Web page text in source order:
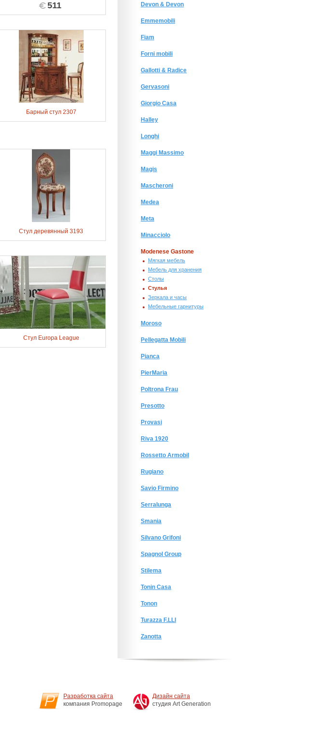
511
Барный стул 2307
Стул деревянный 3193
Стул Europa League
Devon & Devon
Emmemobili
Fiam
Forni mobili
Gallotti & Radice
Gervasoni
Giorgio Сasa
Halley
Longhi
Maggi Massimo
Magis
Mascheroni
Medea
Meta
Minacciolo
Modenese Gastone
Мягкая мебель
Мебель для хранения
Столы
Стулья
Зеркала и часы
Мебельные гарнитуры
Moroso
Pellegatta Mobili
Pianca
PierMaria
Poltrona Frau
Presotto
Provasi
Riva 1920
Rossetto Armobil
Rugiano
Savio Firmino
Serralunga
Smania
Silvano Grifoni
Spagnol Group
Stilema
Tonin Casa
Tonon
Turazza F.LLI
Zanotta
Дизайн сайта
студия Art Generation
Разработка сайта
компания Promopage